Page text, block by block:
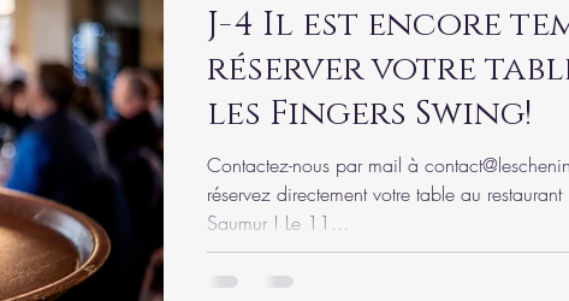
J-4 Il est encore
réserver votre
les Fingers Swing!
Contactez-nous par mail à
réservez directement votre table au
Saumur ! Le 11...